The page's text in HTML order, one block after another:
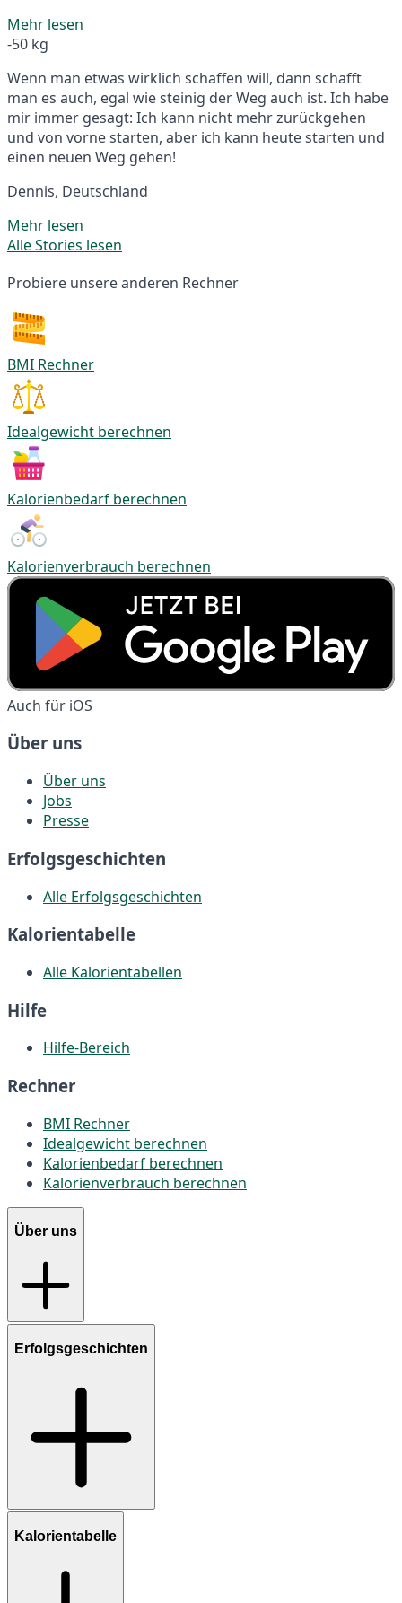
Mehr lesen
-50 kg
Wenn man etwas wirklich schaffen will, dann schafft
man es auch, egal wie steinig der Weg auch ist. Ich habe
mir immer gesagt: Ich kann nicht mehr zurückgehen
und von vorne starten, aber ich kann heute starten und
einen neuen Weg gehen!
Dennis, Deutschland
Mehr lesen
Alle Stories lesen
Probiere unsere anderen Rechner
BMI Rechner
Idealgewicht berechnen
Kalorienbedarf berechnen
Kalorienverbrauch berechnen
Auch für iOS
Über uns
Über uns
Jobs
Presse
Erfolgsgeschichten
Alle Erfolgsgeschichten
Kalorientabelle
Alle Kalorientabellen
Hilfe
Hilfe-Bereich
Rechner
BMI Rechner
Idealgewicht berechnen
Kalorienbedarf berechnen
Kalorienverbrauch berechnen
Über uns
Erfolgsgeschichten
Kalorientabelle